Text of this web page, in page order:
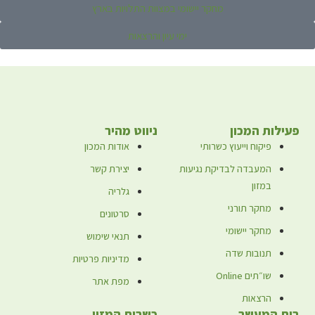
מחקר יישומי במצוות התלויות בארץ
ימי עיון והרצאות
ניווט מהיר
אודות המכון
יצירת קשר
גלריה
סרטונים
תנאי שימוש
מדיניות פרטיות
מפת אתר
המכון
פיקוח וייעוץ כשרותי
המעבדה לבדיקת נגיעות
במזון
מחקר תורני
מחקר יישומי
תנובות שדה
שו״תים Online
הרצאות